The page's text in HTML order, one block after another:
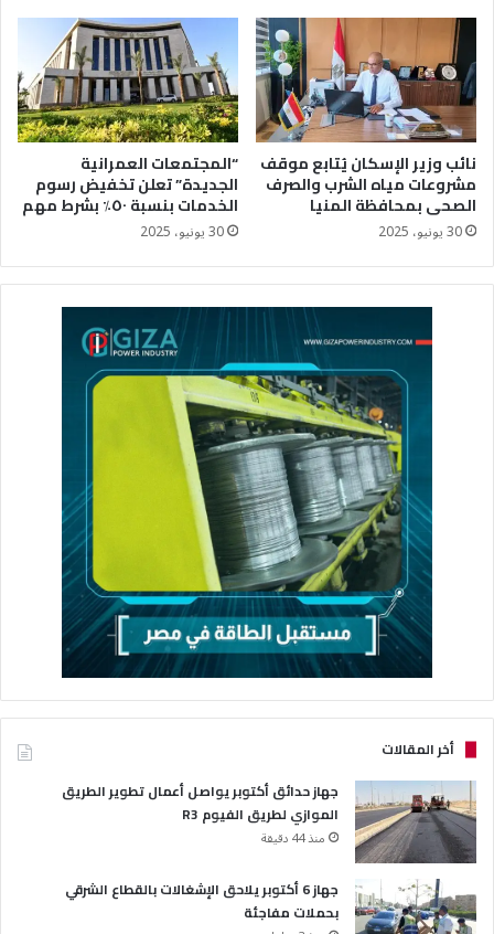
نائب وزير الإسكان يُتابع موقف
مشروعات مياه الشرب والصرف
الصحى بمحافظة المنيا
30 يونيو، 2025
“المجتمعات العمرانية
الجديدة” تعلن تخفيض رسوم
الخدمات بنسبة ٥٠٪؜ بشرط مهم
30 يونيو، 2025
أخر المقالات
جهاز حدائق أكتوبر يواصل أعمال تطوير الطريق
الموازي لطريق الفيوم R3
منذ 44 دقيقة
جهاز 6 أكتوبر يلاحق الإشغالات بالقطاع الشرقي
بحملات مفاجئة